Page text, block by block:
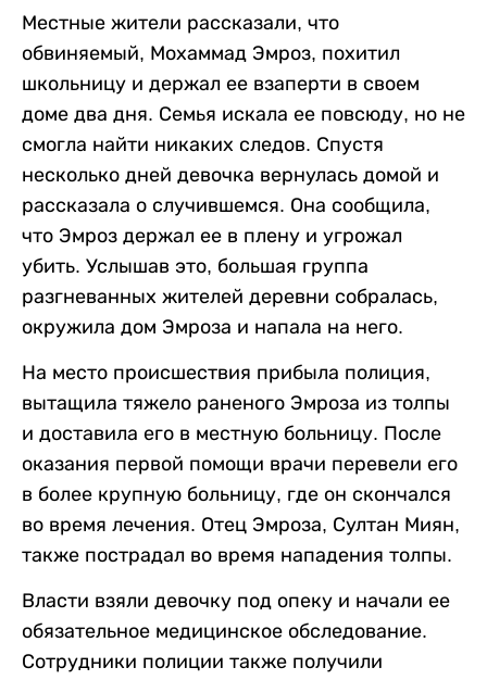
Местные жители рассказали, что
обвиняемый, Мохаммад Эмроз, похитил
школьницу и держал ее взаперти в своем
доме два дня. Семья искала ее повсюду, но не
смогла найти никаких следов. Спустя
несколько дней девочка вернулась домой и
рассказала о случившемся. Она сообщила,
что Эмроз держал ее в плену и угрожал
убить. Услышав это, большая группа
разгневанных жителей деревни собралась,
окружила дом Эмроза и напала на него.
На место происшествия прибыла полиция,
вытащила тяжело раненого Эмроза из толпы
и доставила его в местную больницу. После
оказания первой помощи врачи перевели его
в более крупную больницу, где он скончался
во время лечения. Отец Эмроза, Султан Миян,
также пострадал во время нападения толпы.
Власти взяли девочку под опеку и начали ее
обязательное медицинское обследование.
Сотрудники полиции также получили